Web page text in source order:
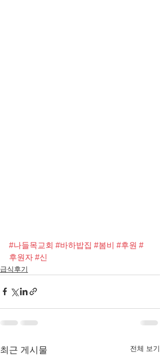
#나들목교회 #바하밥집 #봄비 #후원 #
후원자 #신
급식후기
최근 게시물 전체 보기